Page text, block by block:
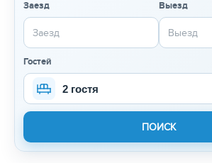
Заезд Выезд
Гостей
2 гостя